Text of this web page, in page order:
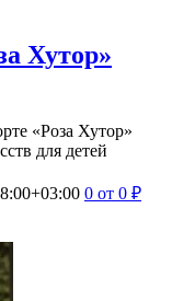
Хутор»
«Роза Хутор»
для детей
0 от 0 ₽